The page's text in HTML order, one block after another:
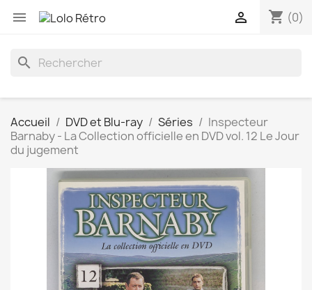
 shopping_cart (0)

search
Accueil DVD et Blu-ray Séries
Inspecteur
Barnaby - La Collection officielle en DVD vol. 12 Le Jour
du jugement